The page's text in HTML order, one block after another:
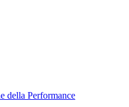
della Performance